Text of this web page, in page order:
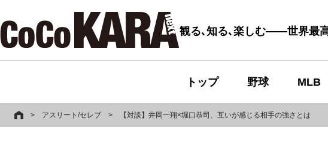
観る､知る､楽しむ――世界最
トップ 野球 MLB
> アスリート/セレブ > 【対談】井岡一翔×堀口恭司、互いが感じる相手の強さとは